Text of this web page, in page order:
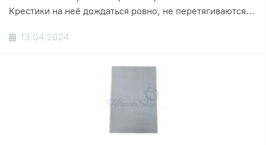
Крестики на неё дождаться ровно, не перетягиваются...
13.04.2024